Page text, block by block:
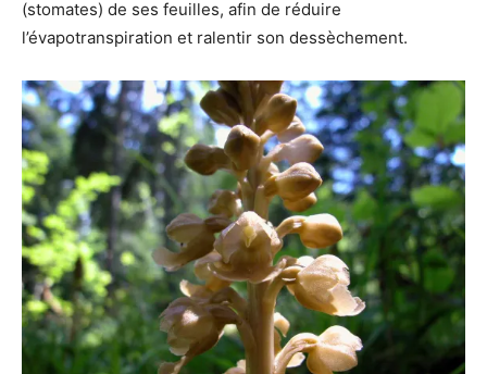
(stomates) de ses feuilles, afin de réduire
l’évapotranspiration et ralentir son dessèchement.